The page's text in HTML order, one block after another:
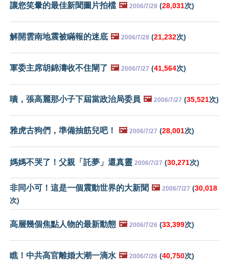
讓您笑暈的最佳新聞圖片拍檔 🖼️ 2006/7/28 (28,031次)
解開雲南地震被瞞報的迷底 🖼️ 2006/7/28 (21,232次)
軍委主席胡錦濤收不住閘了 🖼️ 2006/7/27 (41,564次)
嘖，張高麗那小子下屆當政治局委員 🖼️ 2006/7/27 (35,521次)
雅虎古狗們，準備抽筋兒吧！ 🖼️ 2006/7/27 (28,001次)
媽媽不哭了！父親「託夢」還真靈 2006/7/27 (30,271次)
非同小可！這是一個震動世界的大新聞 🖼️ 2006/7/27 (30,018
次)
高層幾個焦點人物的最新動態 🖼️ 2006/7/26 (33,399次)
瞧！中共高官離婚大潮一滴水 🖼️ 2006/7/26 (40,750次)